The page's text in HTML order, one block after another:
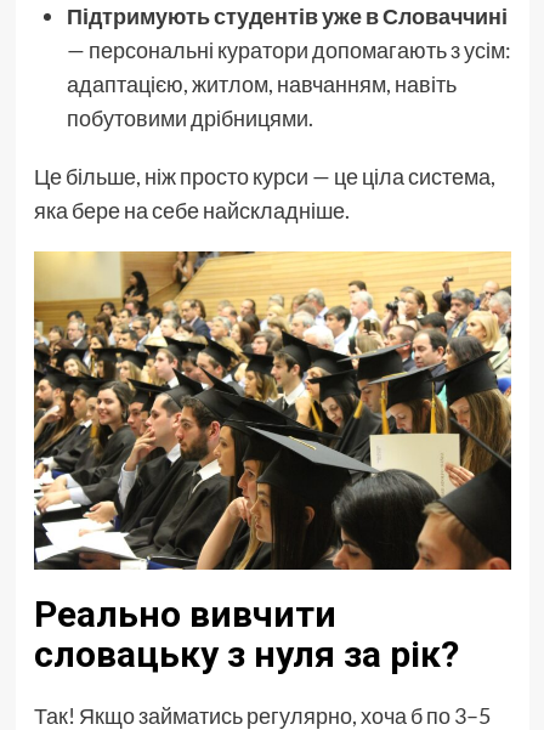
Підтримують студентів уже в Словаччині
— персональні куратори допомагають з усім:
адаптацією, житлом, навчанням, навіть
побутовими дрібницями.
Це більше, ніж просто курси — це ціла система,
яка бере на себе найскладніше.
Реально вивчити
словацьку з нуля за рік?
Так! Якщо займатись регулярно, хоча б по 3–5